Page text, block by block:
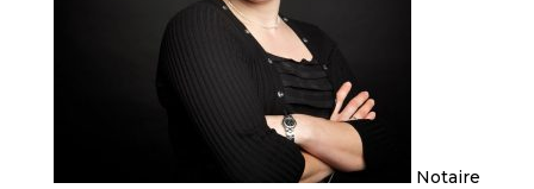
Notaire